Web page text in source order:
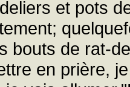
et pots
bouts de rat-
en prière,